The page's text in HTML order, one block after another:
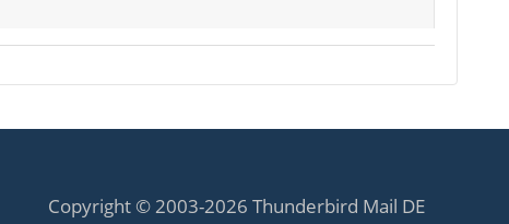
Copyright © 2003-2026 Thunderbird Mail DE